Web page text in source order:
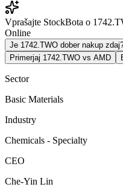
Vprašajte StockBota o
Online
Je 1742.TWO dober nakup
Primerjaj 1742.TWO vs AMD
Sector
Basic Materials
Industry
Chemicals - Specialty
CEO
Che-Yin Lin